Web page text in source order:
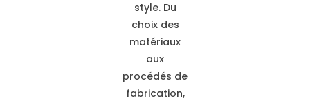
style. Du
choix des
matériaux
aux
procédés de
fabrication,